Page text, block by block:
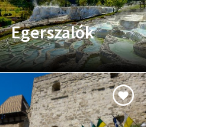
Egerszalók